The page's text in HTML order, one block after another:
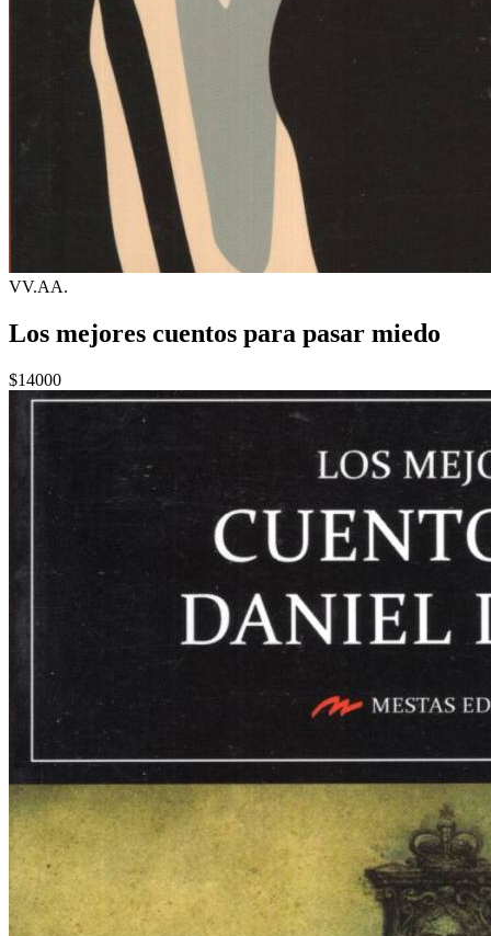
VV.AA.
Los mejores cuentos para pasar miedo
$14000